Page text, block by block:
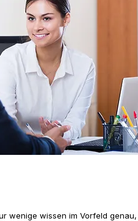
wenige wissen im Vorfeld